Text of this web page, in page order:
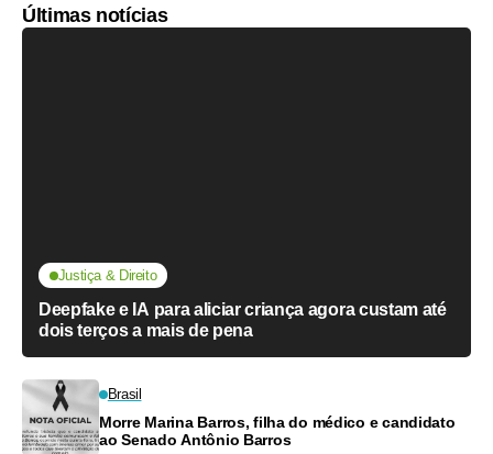
Últimas notícias
Justiça & Direito
Deepfake e IA para aliciar criança agora custam até
dois terços a mais de pena
Brasil
Morre Marina Barros, filha do médico e candidato
ao Senado Antônio Barros